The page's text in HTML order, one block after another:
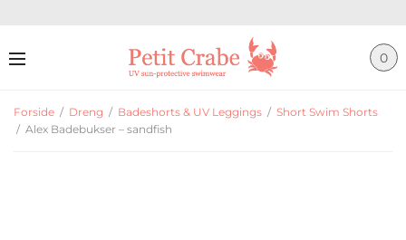
0
Forside / Dreng / Badeshorts & UV Leggings / Short Swim Shorts
/ Alex Badebukser – sandfish